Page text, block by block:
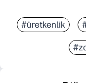
#üretkenlik